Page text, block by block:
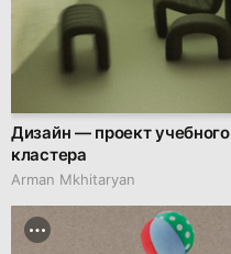
Дизайн — проект учебного
кластера
Arman Mkhitaryan